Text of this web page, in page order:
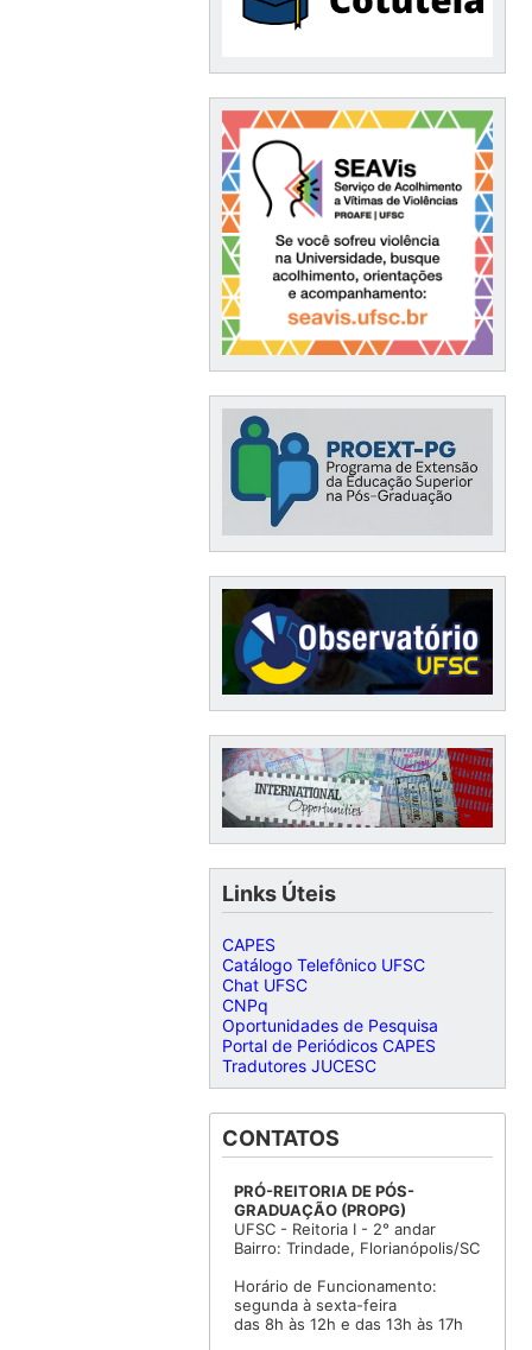
Links Úteis
CAPES
Catálogo Telefônico UFSC
Chat UFSC
CNPq
Oportunidades de Pesquisa
Portal de Periódicos CAPES
Tradutores JUCESC
CONTATOS
PRÓ-REITORIA DE PÓS-
GRADUAÇÃO (PROPG)
UFSC - Reitoria I - 2° andar
Bairro: Trindade, Florianópolis/SC
Horário de Funcionamento:
segunda à sexta-feira
das 8h às 12h e das 13h às 17h